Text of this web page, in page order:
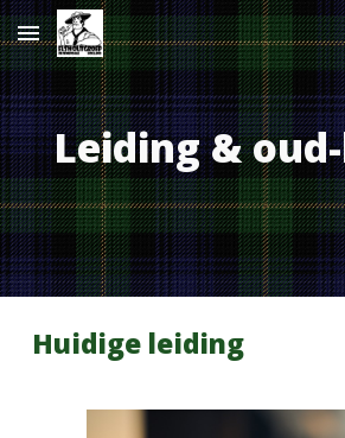
Skip to main content
Leiding &
Huidige leiding